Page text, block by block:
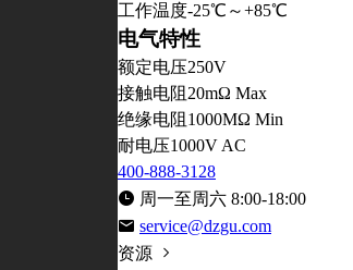
工作温度-25℃～+85℃
电气特性
额定电压250V
接触电阻 20mΩ Max
绝缘电阻 1000MΩ Min
耐电压1000V AC
400-888-3128
周一至周六 8:00-18:00
service@dzgu.com
资源